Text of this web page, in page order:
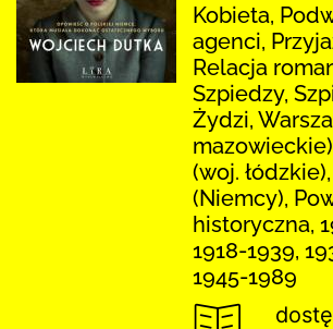
Kobieta,
agenci,
Relacja
Szpiedzy,
Żydzi,
(woj.
(Niemcy),
historyczna,
1918-1939,
1945-1989